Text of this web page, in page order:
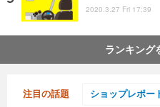
2020.3.27 Fri 17:39
ランキング
注目の話題 ショップレポー